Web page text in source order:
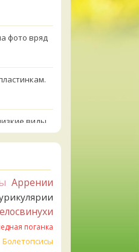
фото вряд
виды
при варке
Аррении
поганка
Болетопсисы